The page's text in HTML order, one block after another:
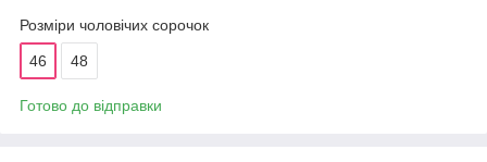
Розміри чоловічих сорочок
46 48
Готово до відправки